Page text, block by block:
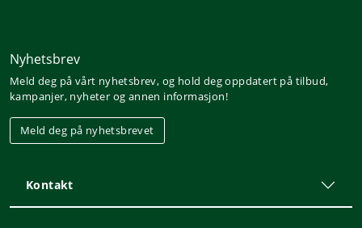
Nyhetsbrev
Meld deg på vårt nyhetsbrev, og hold deg oppdatert på tilbud,
kampanjer, nyheter og annen informasjon!
Meld deg på nyhetsbrevet
Kontakt